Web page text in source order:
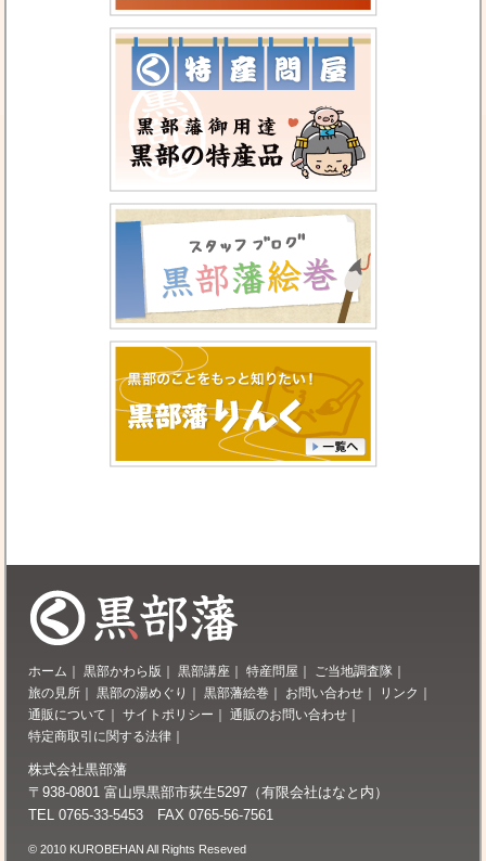
ホーム ｜ 黒部かわら版 ｜ 黒部講座 ｜ 特産問屋 ｜ ご当地調査隊 ｜
旅の見所 ｜ 黒部の湯めぐり ｜ 黒部藩絵巻 ｜ お問い合わせ ｜ リンク ｜
通販について ｜ サイトポリシー ｜ 通販のお問い合わせ ｜
特定商取引に関する法律 ｜
株式会社黒部藩
〒938-0801 富山県黒部市荻生5297（有限会社はなと内）
TEL 0765-33-5453 FAX 0765-56-7561
© 2010 KUROBEHAN All Rights Reseved